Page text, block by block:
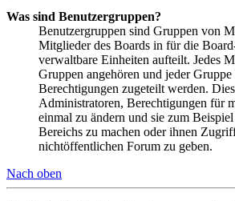
Was sind Benutzergruppen?
Benutzergruppen sind Gruppen von
Mitglieder des Boards in für die
verwaltbare Einheiten aufteilt. Jedes
Gruppen angehören und jeder Gruppe
Berechtigungen zugeteilt werden.
Administratoren, Berechtigungen für
einmal zu ändern und sie zum
Bereichs zu machen oder ihnen
nichtöffentlichen Forum zu geben.
Nach oben